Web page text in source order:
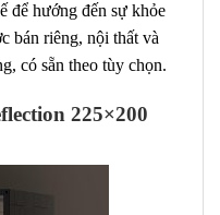
để hướng đến sự khỏe
bán riêng, nội thất và
có sẵn theo tùy chọn.
225×200